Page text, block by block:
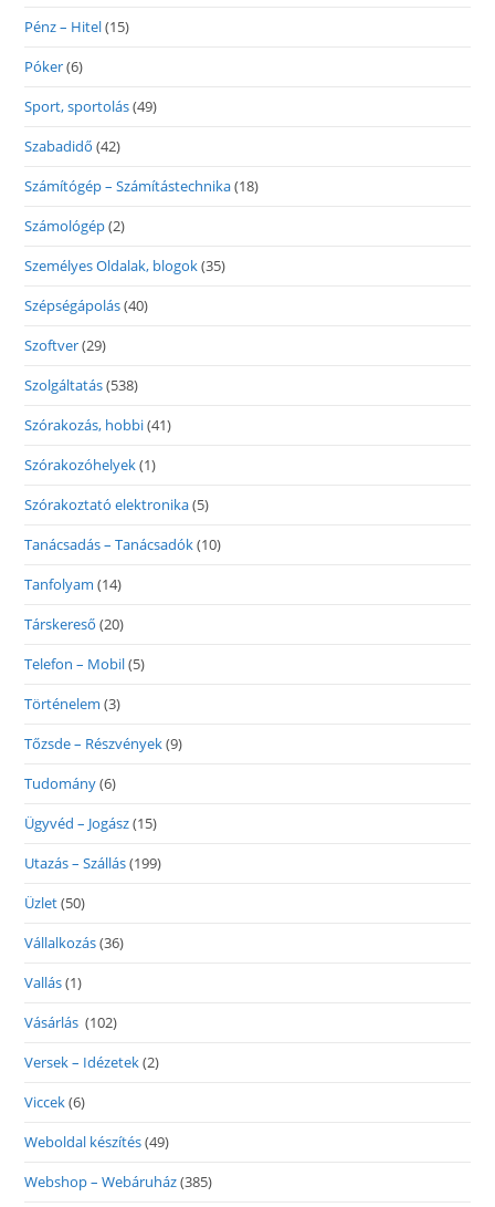
Pénz – Hitel(15)
Póker(6)
Sport, sportolás(49)
Szabadidő (42)
Számítógép – Számítástechnika(18)
Számológép(2)
Személyes Oldalak, blogok(35)
Szépségápolás(40)
Szoftver(29)
Szolgáltatás(538)
Szórakozás, hobbi(41)
Szórakozóhelyek(1)
Szórakoztató elektronika(5)
Tanácsadás – Tanácsadók(10)
Tanfolyam (14)
Társkereső (20)
Telefon – Mobil(5)
Történelem (3)
Tőzsde – Részvények(9)
Tudomány(6)
Ügyvéd – Jogász(15)
Utazás – Szállás(199)
Üzlet(50)
Vállalkozás(36)
Vallás(1)
Vásárlás (102)
Versek – Idézetek(2)
Viccek(6)
Weboldal készítés(49)
Webshop – Webáruház(385)